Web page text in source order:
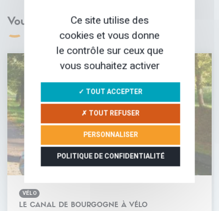
Vous aimerez aussi
VÉLO
LE CANAL DE BOURGOGNE À VÉLO
Ce site utilise des
cookies et vous donne
le contrôle sur ceux que
vous souhaitez activer
✓ TOUT ACCEPTER
✗ TOUT REFUSER
PERSONNALISER
POLITIQUE DE CONFIDENTIALITÉ